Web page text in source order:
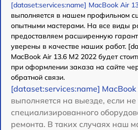
[dataset:services:name] MacBook Air
выполняется в нашем профильном
опытными мастерами. На все виды
предоставляем расширенную
уверены в качестве наших работ.
MacBook Air 13.6 M2 2022 будет
при оформлении заказа на сайте
обратной связи.
[dataset:services:name]
выполняется на выезде, если не
специализированного
ремонта. В таких случаях наш